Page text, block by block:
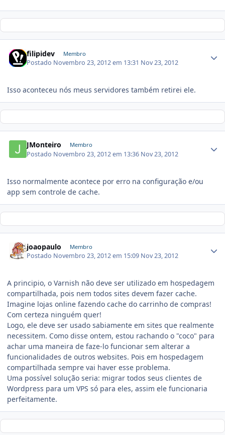
filipidev Membro
Postado Novembro 23, 2012 em 13:31 Nov 23, 2012
Isso aconteceu nós meus servidores também retirei ele.
JMonteiro Membro
Postado Novembro 23, 2012 em 13:36 Nov 23, 2012
Isso normalmente acontece por erro na configuração e/ou
app sem controle de cache.
joaopaulo Membro
Postado Novembro 23, 2012 em 15:09 Nov 23, 2012
A principio, o Varnish não deve ser utilizado em hospedagem
compartilhada, pois nem todos sites devem fazer cache.
Imagine lojas online fazendo cache do carrinho de compras!
Com certeza ninguém quer!
Logo, ele deve ser usado sabiamente em sites que realmente
necessitem. Como disse ontem, estou rachando o "coco" para
achar uma maneira de faze-lo funcionar sem alterar a
funcionalidades de outros websites. Pois em hospedagem
compartilhada sempre vai haver esse problema.
Uma possível solução seria: migrar todos seus clientes de
Wordpress para um VPS só para eles, assim ele funcionaria
perfeitamente.